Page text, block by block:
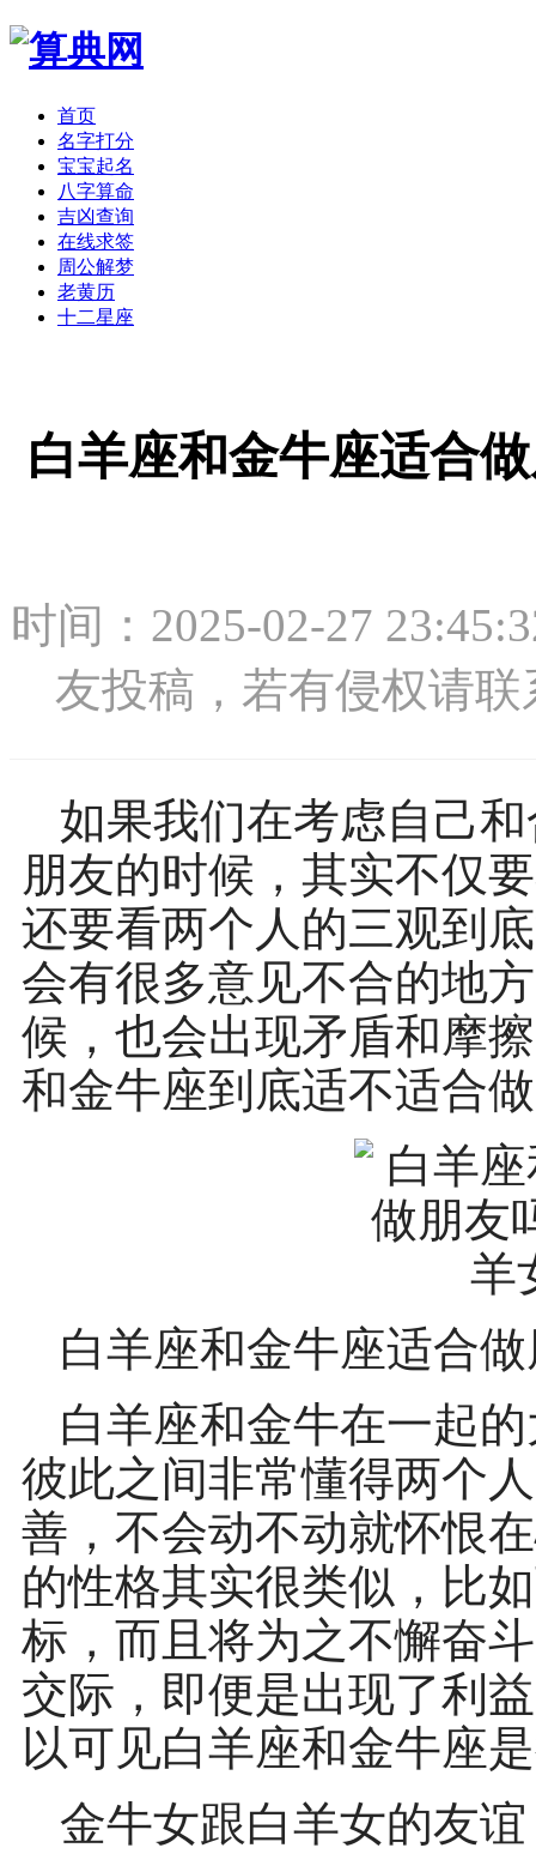
首页
名字打分
宝宝起名
八字算命
吉凶查询
在线求签
周公解梦
老黄历
十二星座
白羊座和金牛座适合
时间：2025-02-27
友投稿，若有侵权请联
如果我们在考虑自己
朋友的时候，其实不仅
还要看两个人的三观到
会有很多意见不合的地
候，也会出现矛盾和摩
和金牛座到底适不适合
白羊座和金牛座适合
白羊座和金牛在一起
彼此之间非常懂得两个
善，不会动不动就怀恨
的性格其实很类似，比
标，而且将为之不懈奋
交际，即便是出现了利
以可见白羊座和金牛座
金牛女跟白羊女的友谊